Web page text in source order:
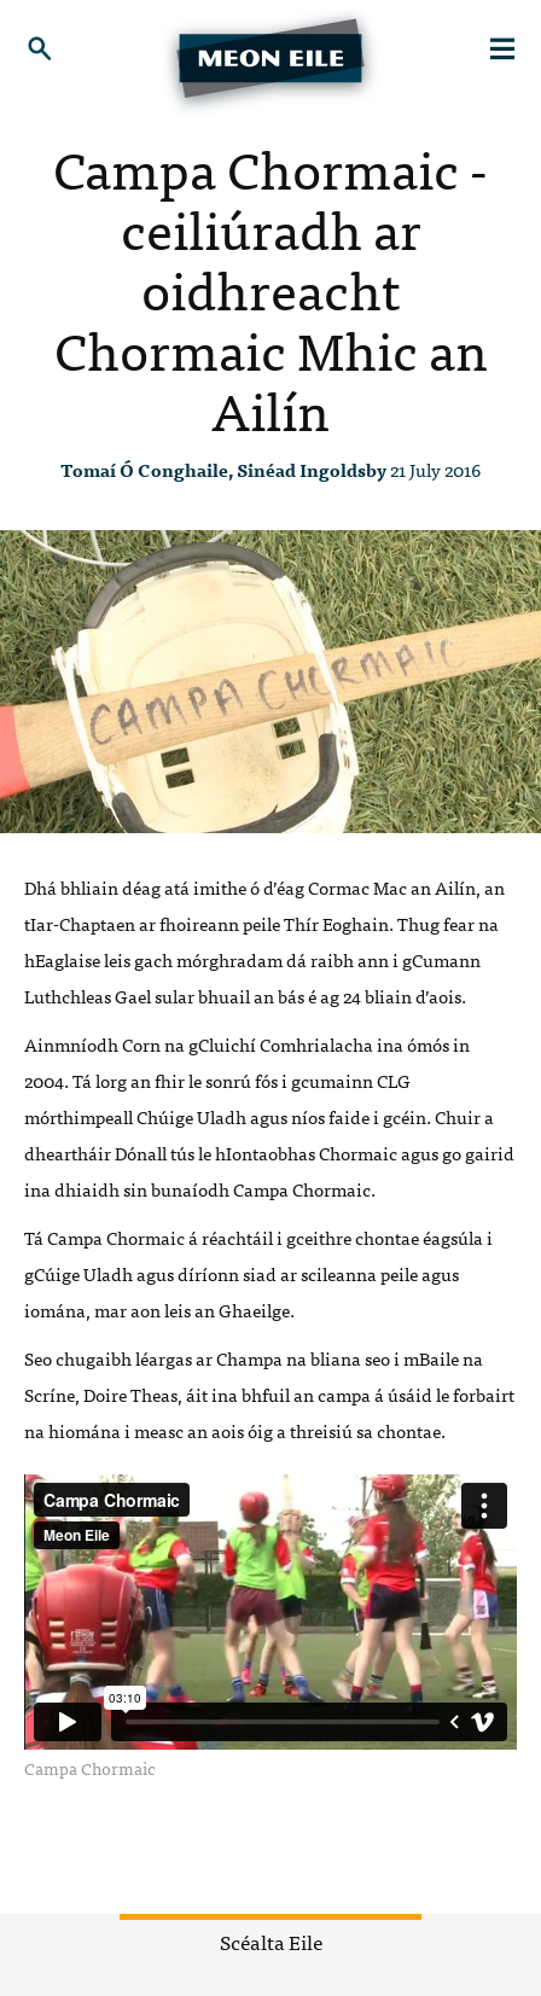
Campa Chormaic -
ceiliúradh ar
oidhreacht
Chormaic Mhic an
Ailín
Tomaí Ó Conghaile, Sinéad Ingoldsby21 July 2016
Dhá bhliain déag atá imithe ó d’éag Cormac Mac an Ailín, an
tIar-Chaptaen ar fhoireann peile Thír Eoghain. Thug fear na
hEaglaise leis gach mórghradam dá raibh ann i gCumann
Luthchleas Gael sular bhuail an bás é ag 24 bliain d’aois.
Ainmníodh Corn na gCluichí Comhrialacha ina ómós in
2004. Tá lorg an fhir le sonrú fós i gcumainnCLG
mórthimpeall Chúige Uladh agus níos faide i gcéin. Chuir a
dheartháir Dónall tús le hIontaobhas Chormaic agus go gairid
ina dhiaidh sin bunaíodh Campa Chormaic.
Tá Campa Chormaic á réachtáil i gceithre chontae éagsúla i
gCúige Uladh agus díríonn siad ar scileanna peile agus
iomána, mar aon leis an Ghaeilge.
Seo chugaibh léargas ar Champa na bliana seo i mBaile na
Scríne, Doire Theas, áit ina bhfuil an campa á úsáid le forbairt
na hiomána i measc an aois óig a threisiú sa chontae.
Campa Chormaic
Scéalta Eile